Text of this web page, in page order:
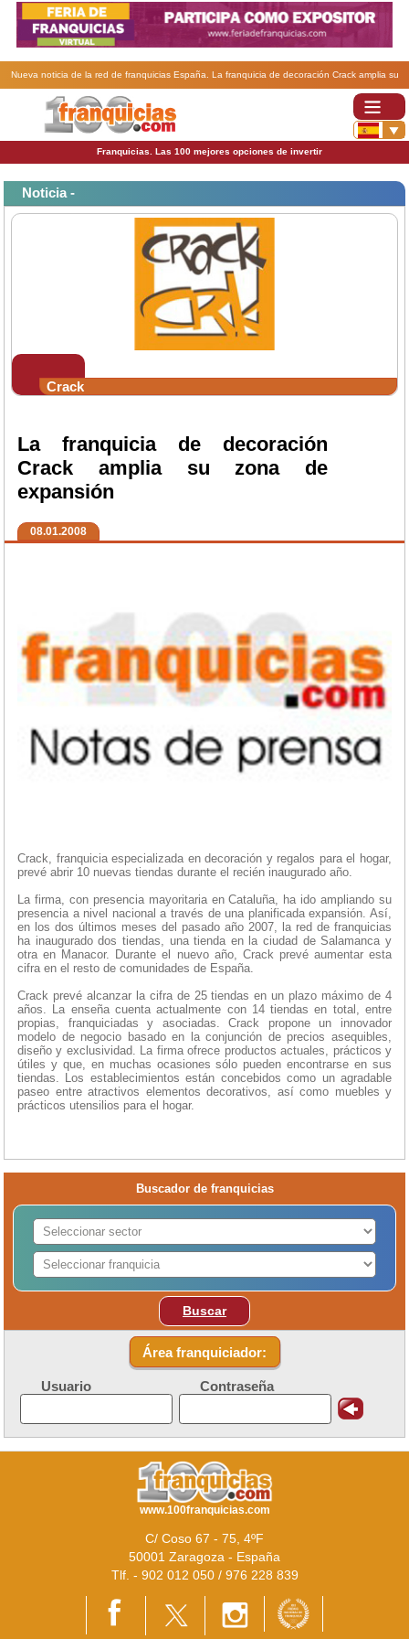
Nueva noticia de la red de franquicias España. La franquicia de decoración Crack amplia su
Franquicias. Las 100 mejores opciones de invertir
Noticia -
Crack
La franquicia de decoración
Crack amplia su zona de
expansión
08.01.2008
Crack, franquicia especializada en decoración y regalos para el hogar,
prevé abrir 10 nuevas tiendas durante el recién inaugurado año.
La firma, con presencia mayoritaria en Cataluña, ha ido ampliando su
presencia a nivel nacional a través de una planificada expansión. Así,
en los dos últimos meses del pasado año 2007, la red de franquicias
ha inaugurado dos tiendas, una tienda en la ciudad de Salamanca y
otra en Manacor. Durante el nuevo año, Crack prevé aumentar esta
cifra en el resto de comunidades de España.
Crack prevé alcanzar la cifra de 25 tiendas en un plazo máximo de 4
años. La enseña cuenta actualmente con 14 tiendas en total, entre
propias, franquiciadas y asociadas. Crack propone un innovador
modelo de negocio basado en la conjunción de precios asequibles,
diseño y exclusividad. La firma ofrece productos actuales, prácticos y
útiles y que, en muchas ocasiones sólo pueden encontrarse en sus
tiendas. Los establecimientos están concebidos como un agradable
paseo entre atractivos elementos decorativos, así como muebles y
prácticos utensilios para el hogar.
Buscador de franquicias
Buscar
Área franquiciador:
Usuario Contraseña
www.100franquicias.com
C/ Coso 67 - 75, 4ºF
50001 Zaragoza - España
Tlf. - 902 012 050 / 976 228 839